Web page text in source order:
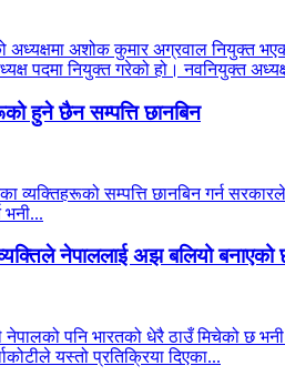
अशोक कुमार अग्रवाल नियुक्त
पदमा नियुक्त गरेको हो। नवनियुक्त
हुने छैन सम्पत्ति छानबिन
व्यक्तिहरूको सम्पत्ति छानबिन गर्न
भनी...
नेपाललाई अझ बलियो बनाएको
ले नेपालको पनि भारतको धेरै ठाउँ मिचेको
यस्तो प्रतिक्रिया दिएका...